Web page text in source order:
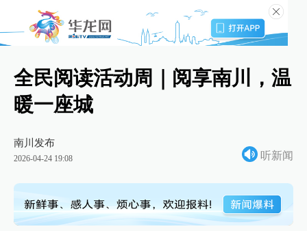
全民阅读活动周｜阅享南川，温
暖一座城
南川发布
2026-04-24 19:08 听新闻